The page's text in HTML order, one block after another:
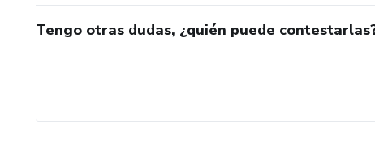
Tengo otras dudas, ¿quién puede